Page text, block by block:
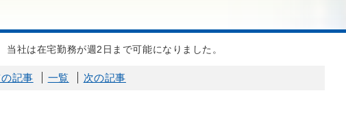
当社は在宅勤務が週2日まで可能になりました。
記事 一覧 次の記事